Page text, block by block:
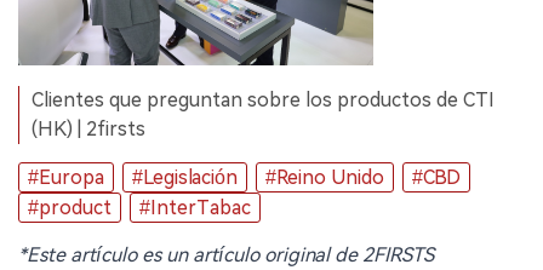
Clientes que preguntan sobre los productos de CTI
(HK) | 2firsts
#Europa #Legislación #Reino Unido
#CBD
#product
#InterTabac
*Este artículo es un artículo original de 2FIRSTS